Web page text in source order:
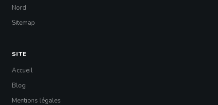
Nord
Sitemap
SITE
Accueil
Blog
Mentions légales